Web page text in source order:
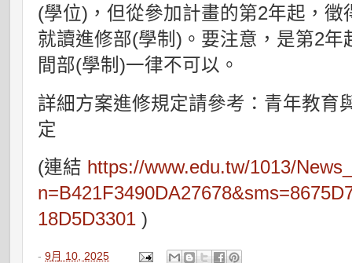
(學位)，但從參加計畫的第2年起，
就讀進修部(學制)。要注意，是第2
間部(學制)一律不可以。
詳細方案進修規定請參考：青年教育
定
(連結 https://www.edu.tw/1013/
18D5D3301 )
-9月 10, 2025